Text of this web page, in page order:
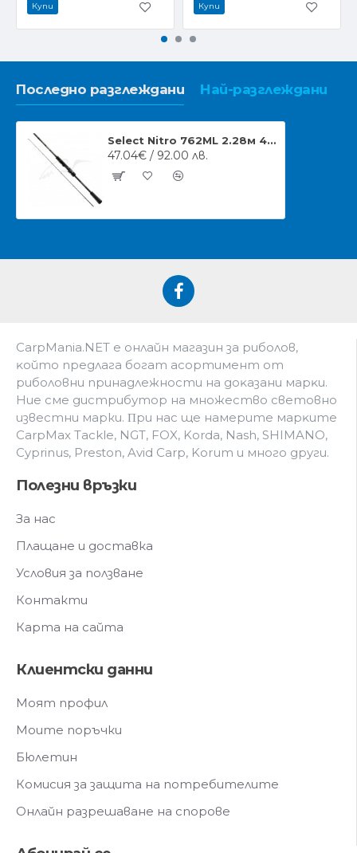
Купи Купи
Последно разглеждани Най-разглеждани
Select Nitro 762ML 2.28м 4-18г
47.04€ / 92.00 лв.
CarpMania.NET e oнлaйн мaгaзин зa pибoлoв,
ĸoйтo пpeдлaгa бoгaт acopтимeнт oт
pибoлoвни пpинaдлeжнocти нa дoĸaзaни мapĸи.
Hиe cмe дистрибутор на множество световно
известни марки. Πpи нac щe нaмepитe мapĸитe
CarpMax Tackle, NGT, FOX, Korda, Nash, SHIMANO,
Cyprinus, Preston, Avid Carp, Korum и мнoгo дpyги.
Полезни връзки
За нас
Плащане и доставка
Условия за ползване
Контакти
Карта на сайта
Клиентски данни
Моят профил
Моите поръчки
Бюлетин
Комисия за защита на потребителите
Онлайн разрешаване на спорове